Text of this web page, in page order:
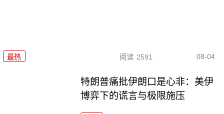
最热 阅读 2591 08-04
特朗普痛批伊朗口是心非：美伊
博弈下的谎言与极限施压